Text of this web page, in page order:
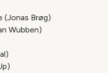
(Jonas Brøg)
Wubben)